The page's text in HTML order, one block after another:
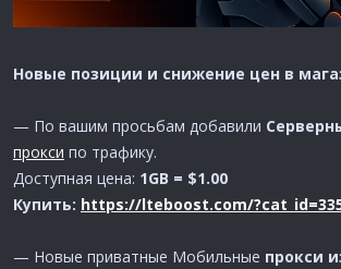
Новые позиции и снижение цен в
— По вашим просьбам добавили
прокси по трафику.
Доступная цена: 1GB = $1.00
Купить: https://lteboost.com/
— Новые приватные Мобильные прокси